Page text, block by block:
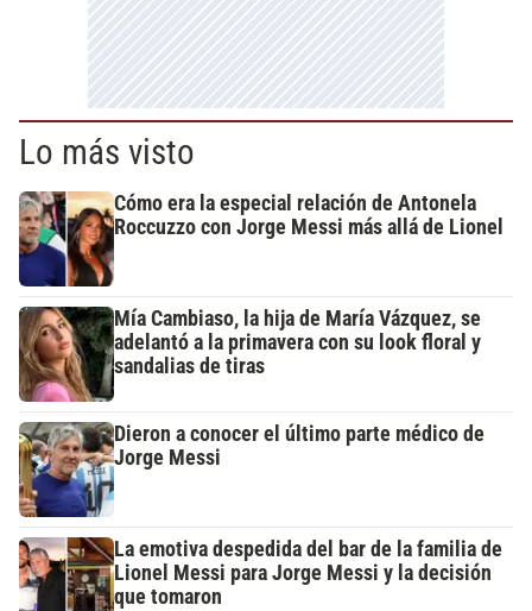
Lo más visto
Cómo era la especial relación de Antonela
Roccuzzo con Jorge Messi más allá de Lionel
Mía Cambiaso, la hija de María Vázquez, se
adelantó a la primavera con su look floral y
sandalias de tiras
Dieron a conocer el último parte médico de
Jorge Messi
La emotiva despedida del bar de la familia de
Lionel Messi para Jorge Messi y la decisión
que tomaron